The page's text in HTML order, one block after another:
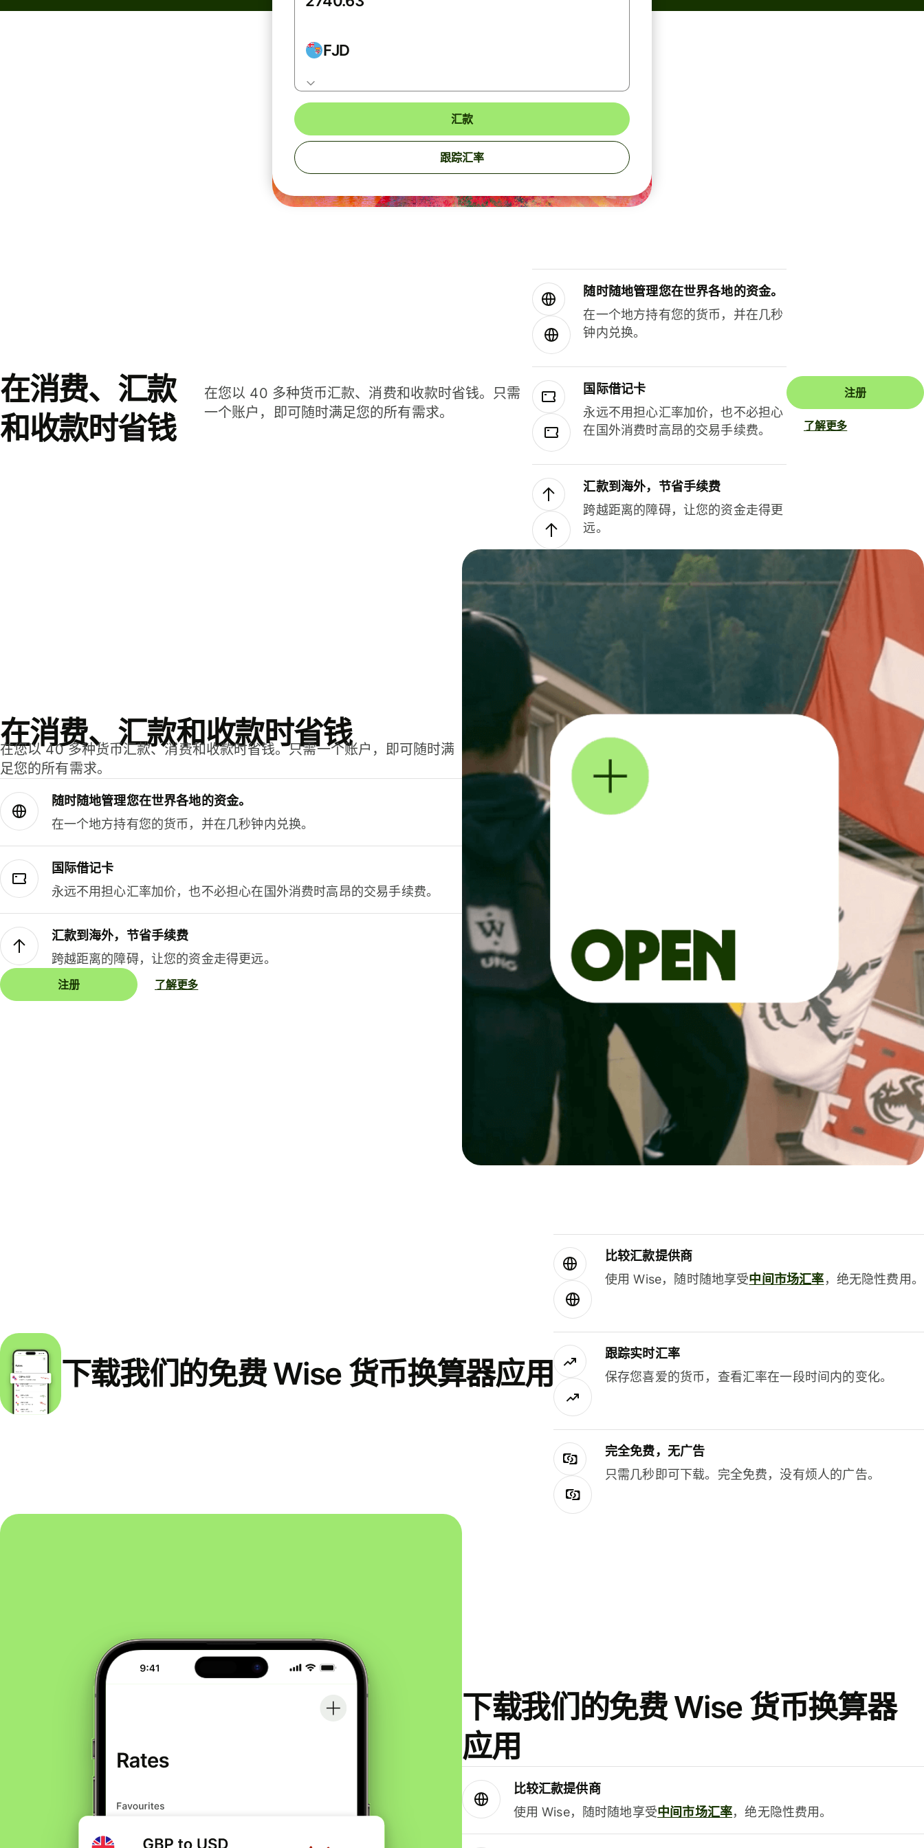
FJD
汇款
跟踪汇率
在消费、汇款
和收款时省钱
在您以 40 多种货币汇款、消费和收款时省钱。只需
一个账户，即可随时满足您的所有需求。
随时随地管理您在世界各地的资金。
在一个地方持有您的货币，并在几秒
钟内兑换。
国际借记卡
永远不用担心汇率加价，也不必担心
在国外消费时高昂的交易手续费。
汇款到海外，节省手续费
跨越距离的障碍，让您的资金走得更
远。
注册
了解更多
在消费、汇款和收款时省钱
在您以 40 多种货币汇款、消费和收款时省钱。只需一个账户，即可随时满
足您的所有需求。
随时随地管理您在世界各地的资金。
在一个地方持有您的货币，并在几秒钟内兑换。
国际借记卡
永远不用担心汇率加价，也不必担心在国外消费时高昂的交易手续费。
汇款到海外，节省手续费
跨越距离的障碍，让您的资金走得更远。
注册 了解更多
下载我们的免费 Wise 货币换算器应用
比较汇款提供商
使用 Wise，随时随地享受中间市场汇率，绝无隐性费用。
跟踪实时汇率
保存您喜爱的货币，查看汇率在一段时间内的变化。
完全免费，无广告
只需几秒即可下载。完全免费，没有烦人的广告。
下载我们的免费 Wise 货币换算器
应用
比较汇款提供商
使用 Wise，随时随地享受中间市场汇率，绝无隐性费用。